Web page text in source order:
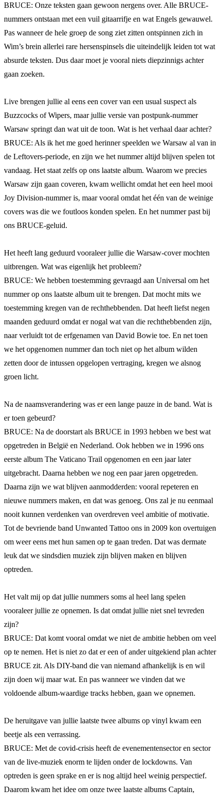
BRUCE: Onze teksten gaan gewoon nergens over. Alle BRUCE-
nummers ontstaan met een vuil gitaarrifje en wat Engels gewauwel.
Pas wanneer de hele groep de song ziet zitten ontspinnen zich in
Wim’s brein allerlei rare hersenspinsels die uiteindelijk leiden tot wat
absurde teksten. Dus daar moet je vooral niets diepzinnigs achter
gaan zoeken.
Live brengen jullie al eens een cover van een usual suspect als
Buzzcocks of Wipers, maar jullie versie van postpunk-nummer
Warsaw springt dan wat uit de toon. Wat is het verhaal daar achter?
BRUCE: Als ik het me goed herinner speelden we Warsaw al van in
de Leftovers-periode, en zijn we het nummer altijd blijven spelen tot
vandaag. Het staat zelfs op ons laatste album. Waarom we precies
Warsaw zijn gaan coveren, kwam wellicht omdat het een heel mooi
Joy Division-nummer is, maar vooral omdat het één van de weinige
covers was die we foutloos konden spelen. En het nummer past bij
ons BRUCE-geluid.
Het heeft lang geduurd vooraleer jullie die Warsaw-cover mochten
uitbrengen. Wat was eigenlijk het probleem?
BRUCE: We hebben toestemming gevraagd aan Universal om het
nummer op ons laatste album uit te brengen. Dat mocht mits we
toestemming kregen van de rechthebbenden. Dat heeft liefst negen
maanden geduurd omdat er nogal wat van die rechthebbenden zijn,
naar verluidt tot de erfgenamen van David Bowie toe. En net toen
we het opgenomen nummer dan toch niet op het album wilden
zetten door de intussen opgelopen vertraging, kregen we alsnog
groen licht.
Na de naamsverandering was er een lange pauze in de band. Wat is
er toen gebeurd?
BRUCE: Na de doorstart als BRUCE in 1993 hebben we best wat
opgetreden in België en Nederland. Ook hebben we in 1996 ons
eerste album The Vaticano Trail opgenomen en een jaar later
uitgebracht. Daarna hebben we nog een paar jaren opgetreden.
Daarna zijn we wat blijven aanmodderden: vooral repeteren en
nieuwe nummers maken, en dat was genoeg. Ons zal je nu eenmaal
nooit kunnen verdenken van overdreven veel ambitie of motivatie.
Tot de bevriende band Unwanted Tattoo ons in 2009 kon overtuigen
om weer eens met hun samen op te gaan treden. Dat was dermate
leuk dat we sindsdien muziek zijn blijven maken en blijven
optreden.
Het valt mij op dat jullie nummers soms al heel lang spelen
vooraleer jullie ze opnemen. Is dat omdat jullie niet snel tevreden
zijn?
BRUCE: Dat komt vooral omdat we niet de ambitie hebben om veel
op te nemen. Het is niet zo dat er een of ander uitgekiend plan achter
BRUCE zit. Als DIY-band die van niemand afhankelijk is en wil
zijn doen wij maar wat. En pas wanneer we vinden dat we
voldoende album-waardige tracks hebben, gaan we opnemen.
De heruitgave van jullie laatste twee albums op vinyl kwam een
beetje als een verrassing.
BRUCE: Met de covid-crisis heeft de evenementensector en sector
van de live-muziek enorm te lijden onder de lockdowns. Van
optreden is geen sprake en er is nog altijd heel weinig perspectief.
Daarom kwam het idee om onze twee laatste albums Captain,